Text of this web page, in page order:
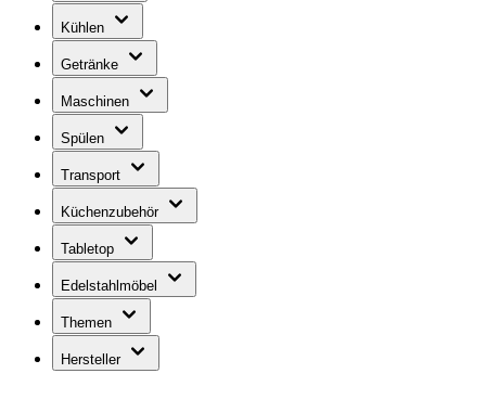
Kühlen
Getränke
Maschinen
Spülen
Transport
Küchenzubehör
Tabletop
Edelstahlmöbel
Themen
Hersteller